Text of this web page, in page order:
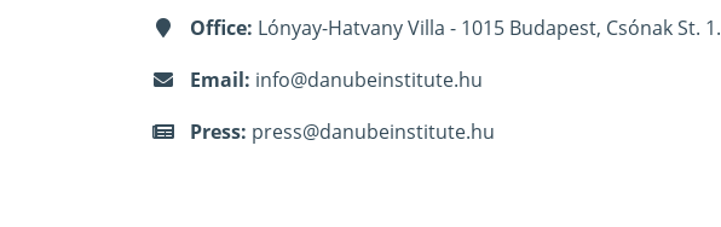
Office: Lónyay-Hatvany Villa - 1015 Budapest, Csónak St. 1.
Email: info@danubeinstitute.hu
Press: press@danubeinstitute.hu